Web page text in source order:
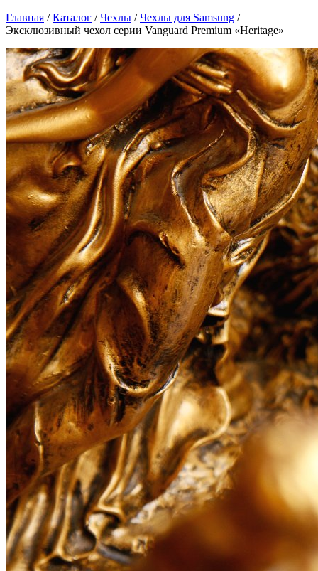
Главная /Каталог /Чехлы /Чехлы для Samsung /
Эксклюзивный чехол серии Vanguard Premium «Heritage»